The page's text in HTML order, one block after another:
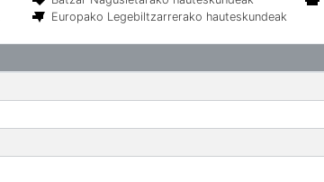
Europako Legebiltzarrerako hauteskundeak